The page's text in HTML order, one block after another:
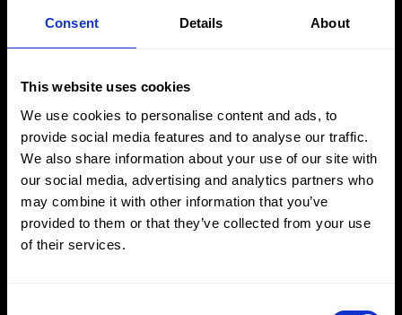
Consent Details About
This website uses cookies
We use cookies to personalise content and ads, to
provide social media features and to analyse our traffic.
We also share information about your use of our site with
our social media, advertising and analytics partners who
may combine it with other information that you’ve
provided to them or that they’ve collected from your use
of their services.
pesante, nonché in tutte le officine meccaniche
E’ consigliato l’utilizzo di un filtro, un regolatore e un
lubrificatore per l’uso degli avvitatori della serie IP
Download Richiesta